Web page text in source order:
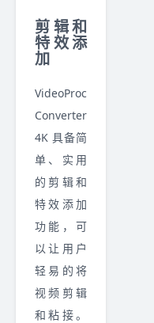
剪辑和
特效添
加
VideoProc
Converter
4K 具备简
单、实用
的剪辑和
特效添加
功能，可
以让用户
轻易的将
视频剪辑
和粘接。